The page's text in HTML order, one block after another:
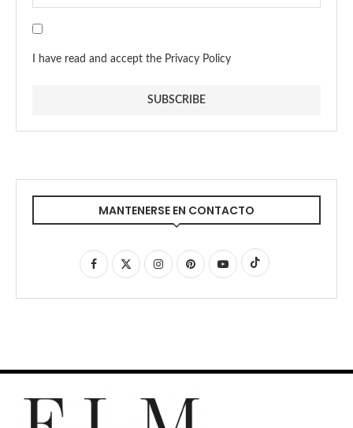
I have read and accept the Privacy Policy
MANTENERSE EN CONTACTO